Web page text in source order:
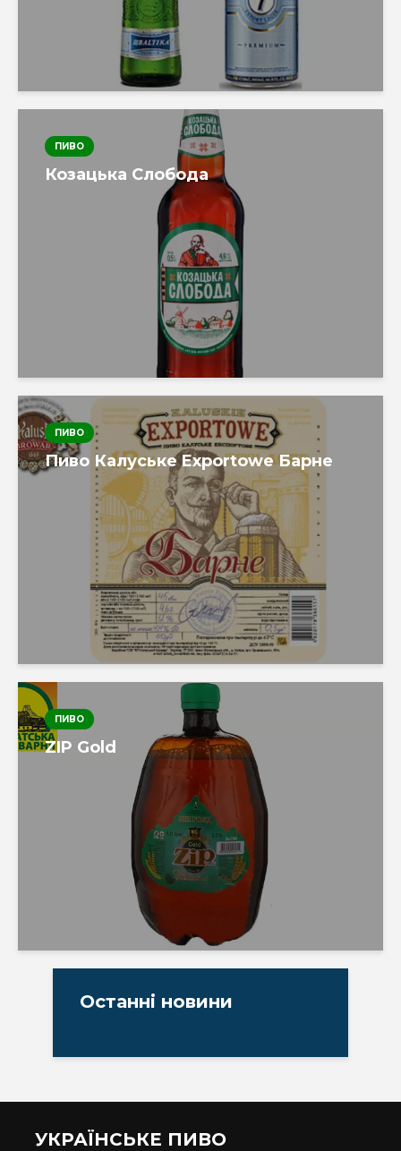
ПИВО
Козацька Слобода
ПИВО
Пиво Калуське Exportowe Барне
ПИВО
ZIP Gold
Останні новини
УКРАЇНСЬКЕ ПИВО